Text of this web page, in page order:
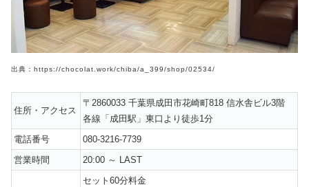
出典：https://chocolat.work/chiba/a_399/shop/02534/
住所・アクセス
〒2860033 千葉県成田市花崎町818 信水舎ビル3階
各線「成田駅」東口より徒歩1分
電話番号
080-3216-7739
営業時間
20:00 ～ LAST
セット60分料金